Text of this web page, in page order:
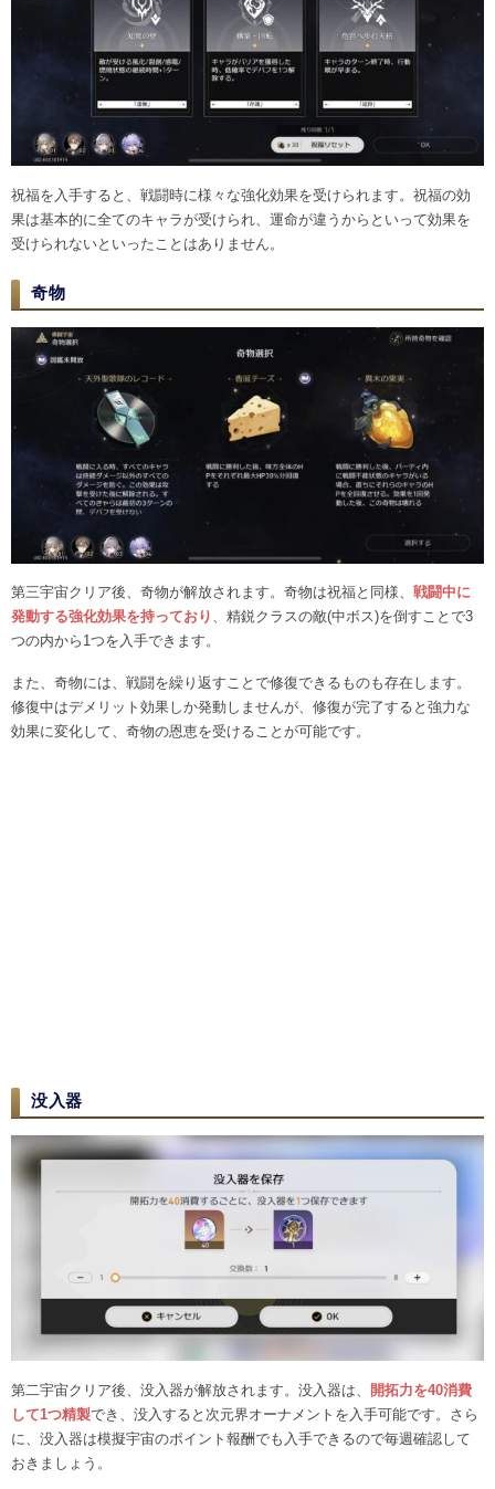
祝福を入手すると、戦闘時に様々な強化効果を受けられます。祝福の効
果は基本的に全てのキャラが受けられ、運命が違うからといって効果を
受けられないといったことはありません。
奇物
第三宇宙クリア後、奇物が解放されます。奇物は祝福と同様、 戦闘中に
発動する強化効果を持っており 、精鋭クラスの敵(中ボス)を倒すことで3
つの内から1つを入手できます。
また、奇物には、戦闘を繰り返すことで修復できるものも存在します。
修復中はデメリット効果しか発動しませんが、修復が完了すると強力な
効果に変化して、奇物の恩恵を受けることが可能です。
没入器
第二宇宙クリア後、没入器が解放されます。没入器は、
開拓力を40消費
して1つ精製でき、没入すると次元界オーナメントを入手可能です。さら
に、没入器は模擬宇宙のポイント報酬でも入手できるので毎週確認して
おきましょう。